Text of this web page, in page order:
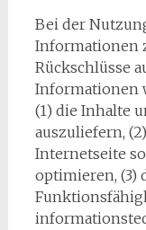
Bei der
Informationen
Rückschlüsse
Informationen
(1) die Inhalte
auszuliefern,
Internetseite
optimieren, (3)